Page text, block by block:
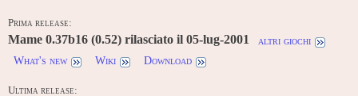
Prima release:
Mame 0.37b16 (0.52) rilasciato il 05-lug-2001
altri giochi
What's new
Wiki Download
Ultima release: